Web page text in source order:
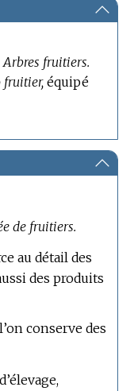
Arbres fruitiers.
fruitier, équipé
de fruitiers.
au détail des
des produits
conserve des